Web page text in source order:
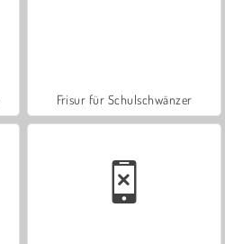
Frisur für Schulschwänzer